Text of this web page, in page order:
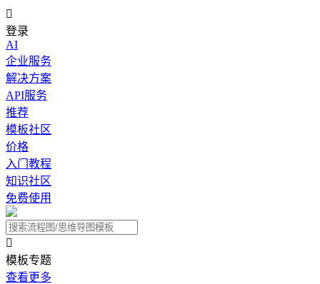

登录
AI
企业服务
解决方案
API服务
推荐
模板社区
价格
入门教程
知识社区
免费使用

模板专题
查看更多